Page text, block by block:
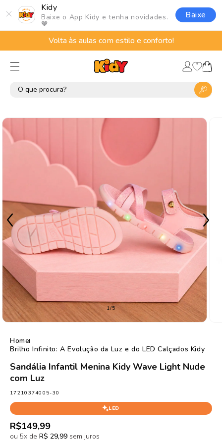
Kidy
Baixe o App Kidy e tenha novidades.
🧡
Baixe
para o
conteúdo
Volta às aulas com estilo e conforto!
Fazer
login
Lista
deCarrinho
informações
do produto
1/de
5
Home
Brilho Infinito: A Evolução da Luz e do LED Calçados Kidy
Sandália Infantil Menina Kidy Wave Light Nude
com Luz
SKU:
17210374005-30
LED
Preço
normal
R$149,99
ou 5x de R$ 29,99 sem juros